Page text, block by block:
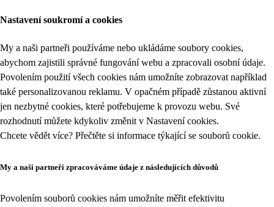
Nastavení soukromí a cookies
My a naši partneři používáme nebo ukládáme soubory cookies,
abychom zajistili správné fungování webu a zpracovali osobní údaje.
Povolením použití všech cookies nám umožníte zobrazovat například
také personalizovanou reklamu. V opačném případě zůstanou aktivní
jen nezbytné cookies, které potřebujeme k provozu webu. Své
rozhodnutí můžete kdykoliv změnit v Nastavení cookies.
Chcete vědět více? Přečtěte si informace týkající se souborů cookie.
My a naši partneři zpracováváme údaje z následujících důvodů
Povolením souborů cookies nám umožníte měřit efektivitu